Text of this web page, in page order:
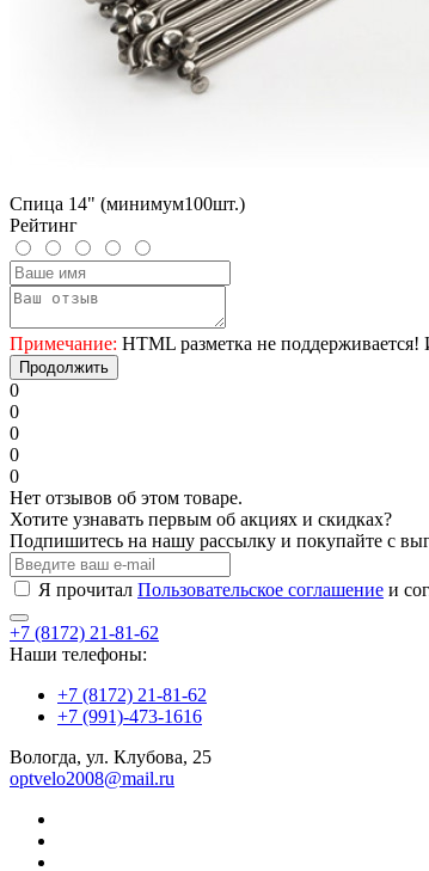
Спица 14" (минимум100шт.)
Рейтинг
Примечание: HTML разметка не поддерживается!
Продолжить
0
0
0
0
0
Нет отзывов об этом товаре.
Хотите узнавать первым об акциях и скидках?
Подпишитесь на нашу рассылку и покупайте с
Я прочитал Пользовательское соглашение и
+7 (8172) 21-81-62
Наши телефоны:
+7 (8172) 21-81-62
+7 (991)-473-1616
Вологда, ул. Клубова, 25
optvelo2008@mail.ru